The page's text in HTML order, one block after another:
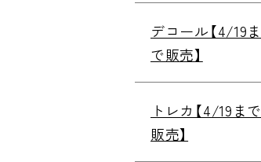
デコール【4/19ま
で販売】
トレカ【4/19まで
販売】